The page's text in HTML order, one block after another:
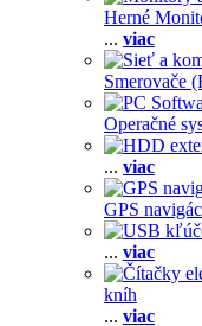
Herné
... viac
Smerovače
Operačné
... viac
GPS
... viac
kníh
... viac